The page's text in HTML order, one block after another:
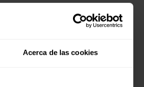
Acerca de las cookies